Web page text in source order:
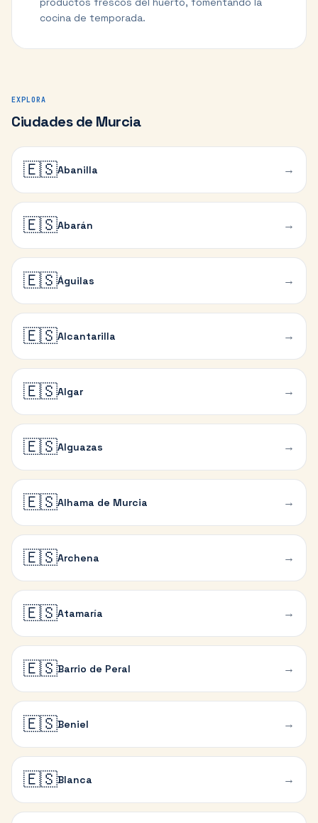
cocina de temporada.
EXPLORA
Ciudades de Murcia
🇪🇸Abanilla →
🇪🇸Abarán →
🇪🇸Águilas →
🇪🇸Alcantarilla →
🇪🇸Algar →
🇪🇸Alguazas →
🇪🇸Alhama de Murcia →
🇪🇸Archena →
🇪🇸Atamaría →
🇪🇸Barrio de Peral →
🇪🇸Beniel →
🇪🇸Blanca →